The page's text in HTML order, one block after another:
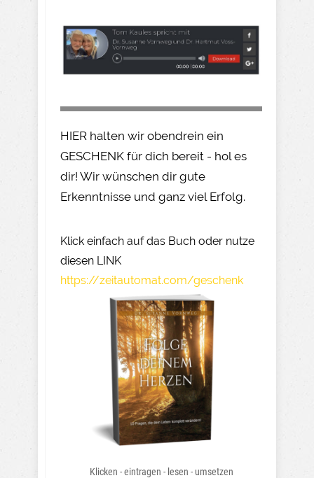
HIER halten wir obendrein ein
GESCHENK für dich bereit - hol es
dir! Wir wünschen dir gute
Erkenntnisse und ganz viel Erfolg.
Klick einfach auf das Buch oder nutze
diesen LINK
https://zeitautomat.com/geschenk
Klicken - eintragen - lesen - umsetzen